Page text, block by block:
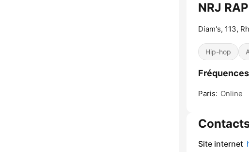
NRJ
Diam's, 113,
Hip-hop
Paris: Online
Site internet